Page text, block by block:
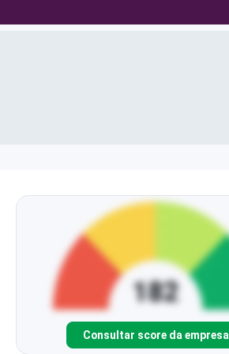
Consultar score da empresa